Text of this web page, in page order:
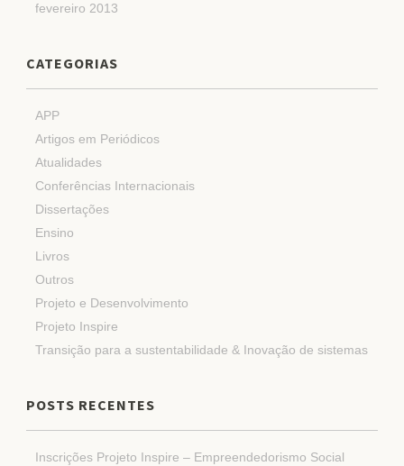
fevereiro 2013
CATEGORIAS
APP
Artigos em Periódicos
Atualidades
Conferências Internacionais
Dissertações
Ensino
Livros
Outros
Projeto e Desenvolvimento
Projeto Inspire
Transição para a sustentabilidade & Inovação de sistemas
POSTS RECENTES
Inscrições Projeto Inspire – Empreendedorismo Social